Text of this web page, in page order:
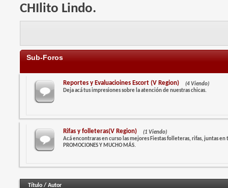
CHIlito Lindo.
Sub-Foros
Reportes y Evaluacioines Escort (V Region)
(4 Viendo)
Deja acá tus impresiones sobre la atención de nuestras chicas.
Rifas y folleteras(V Region)
(1 Viendo)
Acá encontraras en curso las mejores Fiestas folleteras, rifas, juntas en
PROMOCIONES Y MUCHO MÁS.
Título /Autor